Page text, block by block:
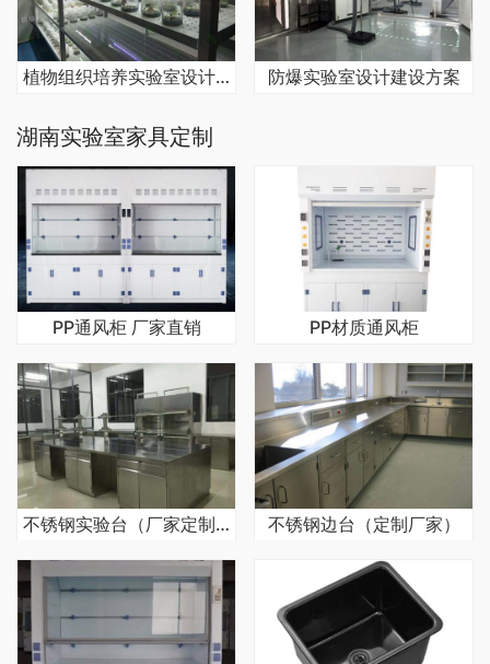
植物组织培养实验室设计建设方案 防爆实验室设计建设方案
湖南实验室家具定制
PP通风柜 厂家直销 PP材质通风柜
不锈钢实验台（厂家定制） 不锈钢边台（定制厂家）